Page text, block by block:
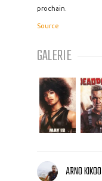
prochain.
Source
GALERIE
ARNO KIKOO